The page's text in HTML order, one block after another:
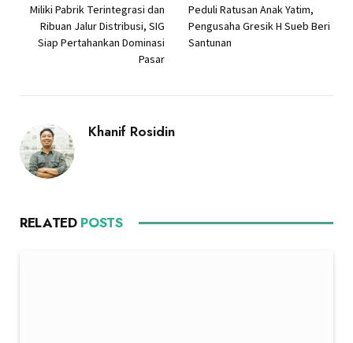
Miliki Pabrik Terintegrasi dan
Ribuan Jalur Distribusi, SIG
Siap Pertahankan Dominasi
Pasar
Peduli Ratusan Anak Yatim,
Pengusaha Gresik H Sueb Beri
Santunan
Khanif Rosidin
RELATED POSTS